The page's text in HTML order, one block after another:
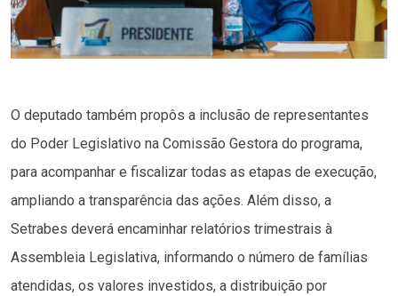
O deputado também propôs a inclusão de representantes
do Poder Legislativo na Comissão Gestora do programa,
para acompanhar e fiscalizar todas as etapas de execução,
ampliando a transparência das ações. Além disso, a
Setrabes deverá encaminhar relatórios trimestrais à
Assembleia Legislativa, informando o número de famílias
atendidas, os valores investidos, a distribuição por